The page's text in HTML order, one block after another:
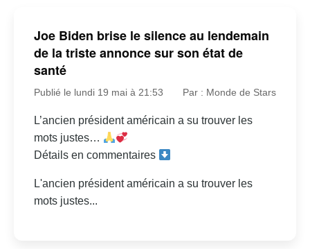
Joe Biden brise le silence au lendemain
de la triste annonce sur son état de
santé
Publié le lundi 19 mai à 21:53 Par : Monde de Stars
L’ancien président américain a su trouver les
mots justes…
Détails en commentaires
L'ancien président américain a su trouver les
mots justes...